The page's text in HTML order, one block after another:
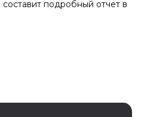
подробный отчет в